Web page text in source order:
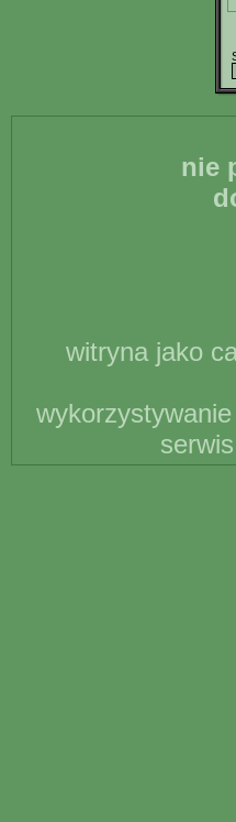
nie
witryna jako